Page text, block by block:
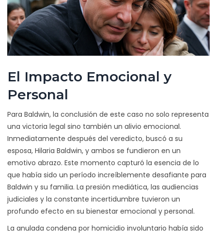
El Impacto Emocional y
Personal
Para Baldwin, la conclusión de este caso no solo representa
una victoria legal sino también un alivio emocional.
Inmediatamente después del veredicto, buscó a su
esposa, Hilaria Baldwin, y ambos se fundieron en un
emotivo abrazo. Este momento capturó la esencia de lo
que había sido un período increíblemente desafiante para
Baldwin y su familia. La presión mediática, las audiencias
judiciales y la constante incertidumbre tuvieron un
profundo efecto en su bienestar emocional y personal.
La anulada condena por homicidio involuntario había sido